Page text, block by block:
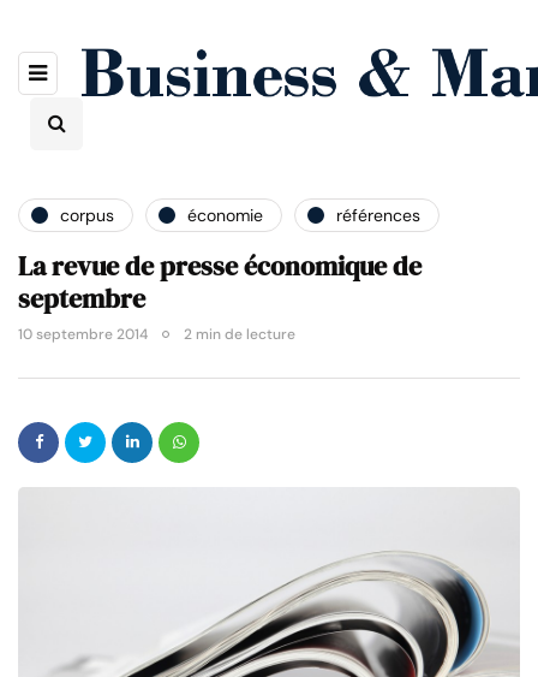
corpus économie références
La revue de presse économique de
septembre
10 septembre 2014 2 min de lecture